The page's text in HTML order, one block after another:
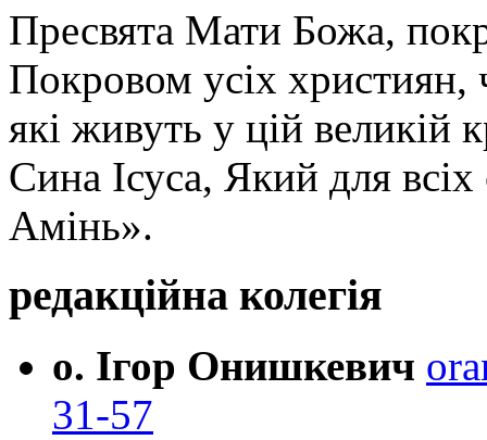
Пресвята Мати Божа,
Покровом усіх християн,
які живуть у цій великій
Сина Ісуса, Який для
Амінь».
редакційна колегія
о. Ігор Онишкевич
31-57